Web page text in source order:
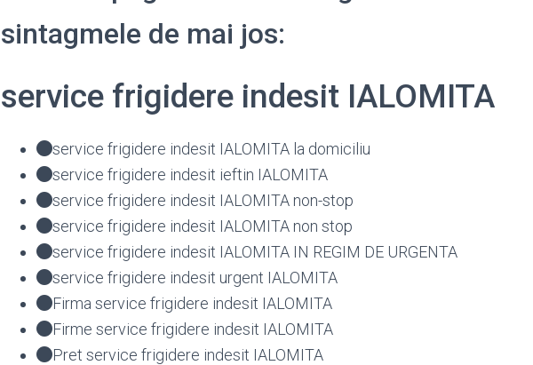
sintagmele de mai jos:
service frigidere indesit IALOMITA
service frigidere indesit IALOMITA la domiciliu
service frigidere indesit ieftin IALOMITA
service frigidere indesit IALOMITA non-stop
service frigidere indesit IALOMITA non stop
service frigidere indesit IALOMITA IN REGIM DE URGENTA
service frigidere indesit urgent IALOMITA
Firma service frigidere indesit IALOMITA
Firme service frigidere indesit IALOMITA
Pret service frigidere indesit IALOMITA